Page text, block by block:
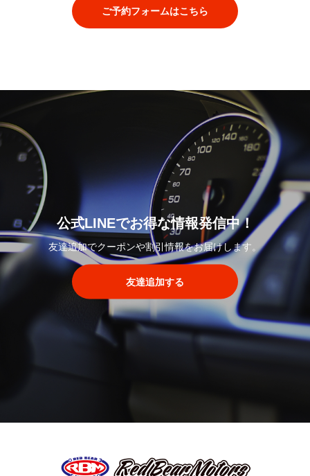
ご予約フォームはこちら
公式LINEでお得な情報発信中！
友達追加でクーポンや割引情報をお届けします。
友達追加する